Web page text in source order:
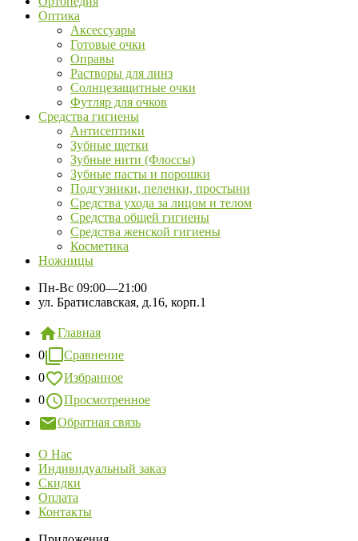
Оптика
Аксессуары
Готовые очки
Оправы
Растворы для линз
Солнцезащитные очки
Футляр для очков
Средства гигиены
Антисептики
Зубные щетки
Зубные нити (Флоссы)
Зубные пасты и порошки
Подгузники, пеленки, простыни
Средства ухода за лицом и телом
Средства общей гигиены
Средства женской гигиены
Косметика
Ножницы
Пн-Вс 09:00—21:00
ул. Братиславская, д.16, корп.1
Главная
0
Сравнение
0
Избранное
0
Просмотренное
Обратная связь
О Нас
Индивидуальный заказ
Скидки
Оплата
Контакты